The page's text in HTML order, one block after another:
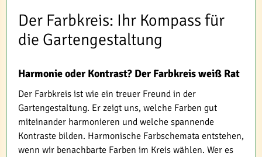
Der Farbkreis: Ihr Kompass für
die Gartengestaltung
Harmonie oder Kontrast? Der Farbkreis weiß Rat
Der Farbkreis ist wie ein treuer Freund in der
Gartengestaltung. Er zeigt uns, welche Farben gut
miteinander harmonieren und welche spannende
Kontraste bilden. Harmonische Farbschemata entstehen,
wenn wir benachbarte Farben im Kreis wählen. Wer es